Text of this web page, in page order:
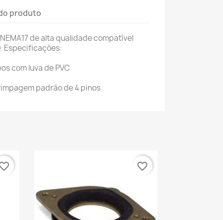
produto
de alta qualidade compatível
Especificações:
com luva de PVC
padrão de 4 pinos
favorite_border